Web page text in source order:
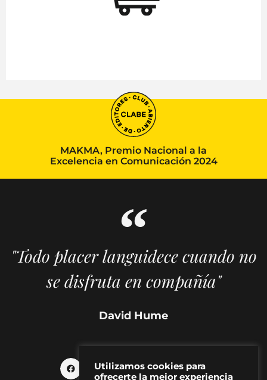
MAKMA, Premio Nacional a la
Excelencia en Comunicación 2024
"Todo placer languidece cuando no
se disfruta en compañía"
David Hume
Utilizamos cookies para
ofrecerte la mejor experiencia